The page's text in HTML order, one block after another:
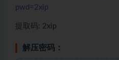
pwd=2xip
提取码: 2xip
解压密码：